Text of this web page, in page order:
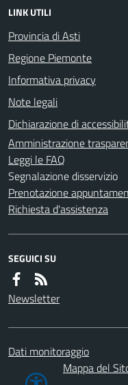
LINK UTILI
Provincia di Asti
Regione Piemonte
Informativa privacy
Note legali
Dichiarazione di
Amministrazione
Leggi le FAQ
Segnalazione disservizio
Prenotazione
Richiesta d'assistenza
SEGUICI SU
Newsletter
Dati monitoraggio
Mappa del